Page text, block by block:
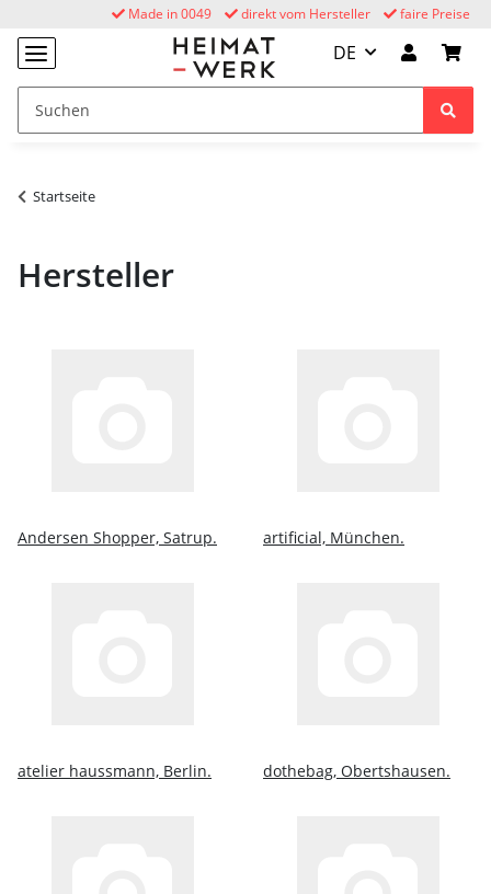
faire Preise
direkt vom Hersteller
Made in 0049
DE
Startseite
Hersteller
Andersen Shopper, Satrup. artificial, München.
atelier haussmann, Berlin. dothebag, Obertshausen.